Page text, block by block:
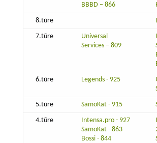
BBBD – 866
8.tūre
7.tūre
Universal
Services – 809
6.tūre Legends - 925
5.tūre SamoKat - 915
4.tūre
Intensa.pro - 927
SamoKat - 863
Bossi - 844